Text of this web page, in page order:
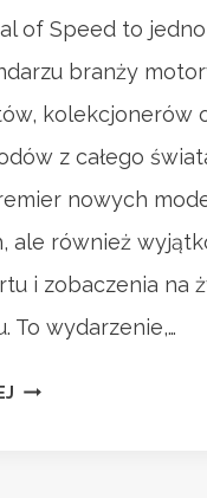
of Speed to
branży
kolekcjonerów
z całego
nowych
ale również
i zobaczenia na
To wydarzenie,…
GOODWOOD